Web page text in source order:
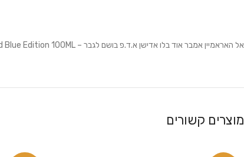
אל האראמיין אמבר אוד בלו אדישן א.ד.פ בושם לגבר – AL HARAMAIN Amber Oud Blue Edition 100ML
מוצרים קשורים
פייסבוק